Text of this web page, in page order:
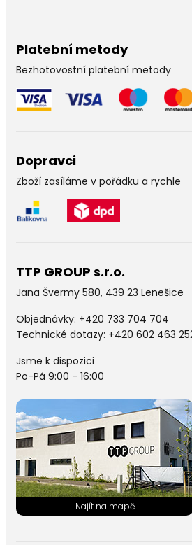
Platební metody
Bezhotovostní platební metody
Dopravci
Zboží zasíláme v pořádku a rychle
TTP GROUP s.r.o.
Jana Švermy 580, 439 23 Lenešice
Objednávky: +420 733 704 704
Technické dotazy: +420 602 463
Jsme k dispozici
Po-Pá 9:00 - 16:00